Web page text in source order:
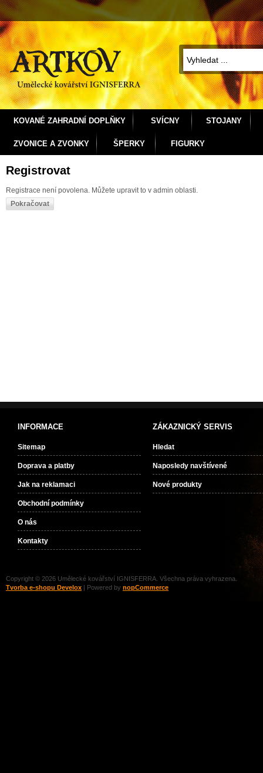
KOVANÉ ZAHRADNÍ DOPLŇKY SVÍCNY STOJANY
ZVONICE A ZVONKY ŠPERKY FIGURKY
Registrovat
Registrace není povolena. Můžete upravit to v admin oblasti.
INFORMACE
Sitemap
Doprava a platby
Jak na reklamaci
Obchodní podmínky
O nás
Kontakty
ZÁKAZNICKÝ SERVIS
Hledat
Naposledy navštívené
Nové produkty
Copyright © 2026 Umělecké kovářství IGNISFERRA. Všechna práva vyhrazena.
Tvorba e-shopu Develox | Powered by nopCommerce